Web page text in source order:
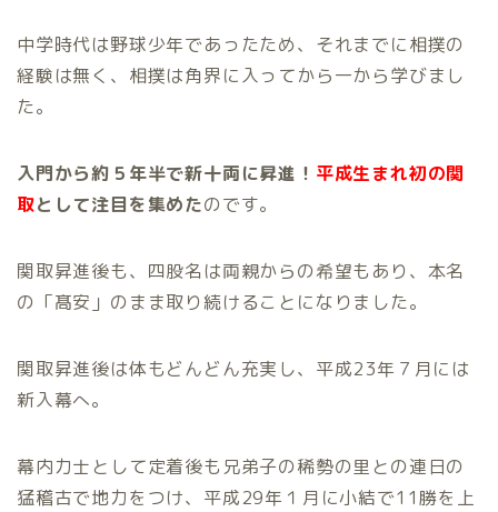
中学時代は野球少年であったため、それまでに相撲の
経験は無く、相撲は角界に入ってから一から学びまし
た。
入門から約５年半で新十両に昇進！ 平成生まれ初の関
取として注目を集めたのです。
関取昇進後も、四股名は両親からの希望もあり、本名
の「髙安」のまま取り続けることになりました。
関取昇進後は体もどんどん充実し、平成23年７月には
新入幕へ。
幕内力士として定着後も兄弟子の稀勢の里との連日の
猛稽古で地力をつけ、平成29年１月に小結で11勝を上